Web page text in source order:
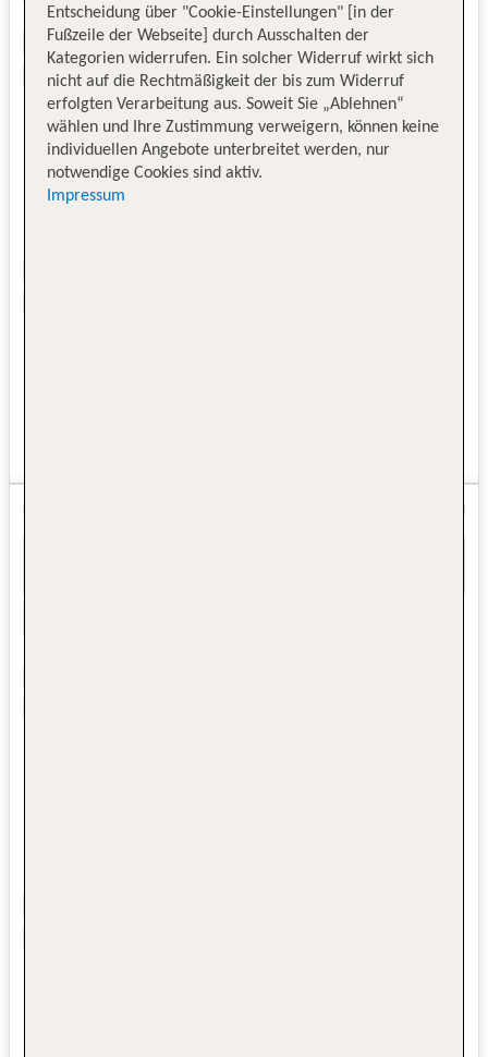
Entscheidung über "Cookie-Einstellungen" [in der
Fußzeile der Webseite] durch Ausschalten der
Kategorien widerrufen. Ein solcher Widerruf wirkt sich
nicht auf die Rechtmäßigkeit der bis zum Widerruf
erfolgten Verarbeitung aus. Soweit Sie „Ablehnen“
wählen und Ihre Zustimmung verweigern, können keine
individuellen Angebote unterbreitet werden, nur
notwendige Cookies sind aktiv.
Impressum